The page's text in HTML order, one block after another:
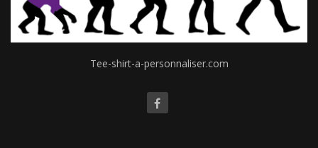
Tee-shirt-a-personnaliser.com